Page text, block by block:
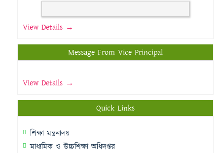
View Details →
Message From Vice Principal
View Details →
Quick Links
শিক্ষা মন্ত্রনালয়
মাধ্যমিক ও উচ্চশিক্ষা অধিদপ্তর